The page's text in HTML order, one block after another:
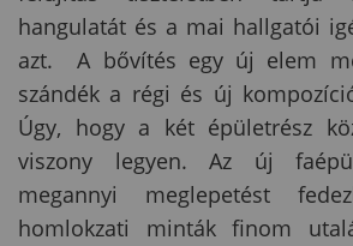
hangulatát és a mai hallgatói
azt. A bővítés egy új elem
szándék a régi és új
Úgy, hogy a két épületrész
viszony legyen. Az új
megannyi meglepetést
homlokzati minták finom